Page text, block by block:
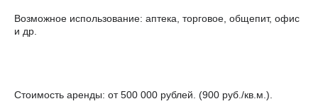
Возможное использование: аптека, торговое, общепит, офис
и др.
Стоимость аренды: от 500 000 рублей. (900 руб./кв.м.).